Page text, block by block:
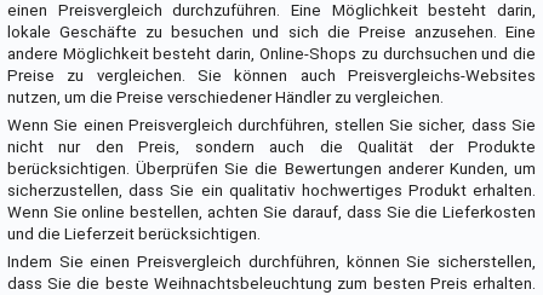
einen Preisvergleich durchzuführen. Eine Möglichkeit besteht darin,
lokale Geschäfte zu besuchen und sich die Preise anzusehen. Eine
andere Möglichkeit besteht darin, Online-Shops zu durchsuchen und die
Preise zu vergleichen. Sie können auch Preisvergleichs-Websites
nutzen, um die Preise verschiedener Händler zu vergleichen.
Wenn Sie einen Preisvergleich durchführen, stellen Sie sicher, dass Sie
nicht nur den Preis, sondern auch die Qualität der Produkte
berücksichtigen. Überprüfen Sie die Bewertungen anderer Kunden, um
sicherzustellen, dass Sie ein qualitativ hochwertiges Produkt erhalten.
Wenn Sie online bestellen, achten Sie darauf, dass Sie die Lieferkosten
und die Lieferzeit berücksichtigen.
Indem Sie einen Preisvergleich durchführen, können Sie sicherstellen,
dass Sie die beste Weihnachtsbeleuchtung zum besten Preis erhalten.